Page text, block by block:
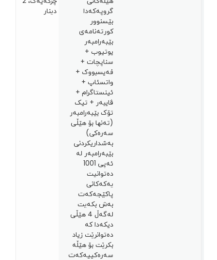
گروپەکەدا
بێسنوور
کورتەنامەی
بێبەرامبەر
یوتیوب +
سناپچات +
فەیسبووک +
واتسئاپ +
ئینستاگرام +
ڤایبەر + تیک
تۆک بێبەرامبەر
(تەنها بۆ هێڵی
سەرەکی)
بەشداریکردنی
بێبەرامبەر لە
ئەپی 1001
دەتوانيت
يەكەكانى
پاکێجەكەت
بەش بكەيت
لەگەڵ 4 هێڵی
دیکەدا کە
دەتوانرێت زیاد
بکرێت بۆ هێڵه
سەرەکییەکەت
دينار